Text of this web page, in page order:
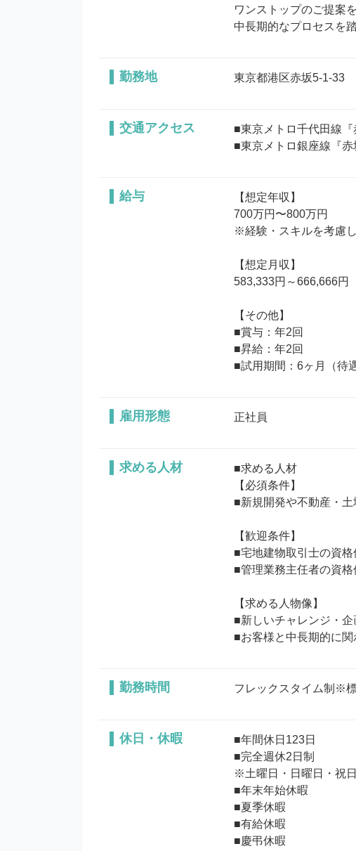
ワンストップのご提案
中長期的なプロセスを
勤務地 東京都港区赤坂5-1-33
交通アクセス
■東京メトロ千代田線
■東京メトロ銀座線『
給与
【想定年収】
700万円〜800万円
※経験・スキルを考慮
【想定月収】
583,333円～666,666円
【その他】
■賞与：年2回
■昇給：年2回
■試用期間：6ヶ月（待
雇用形態 正社員
求める人材
■求める人材
【必須条件】
■新規開発や不動産・土
【歓迎条件】
■宅地建物取引士の資格
■管理業務主任者の資格
【求める人物像】
■新しいチャレンジ・
勤務時間 フレックスタイム制※
休日・休暇
■年間休日123日
■完全週休2日制
※土曜日・日曜日・祝
■年末年始休暇
■夏季休暇
■有給休暇
■慶弔休暇